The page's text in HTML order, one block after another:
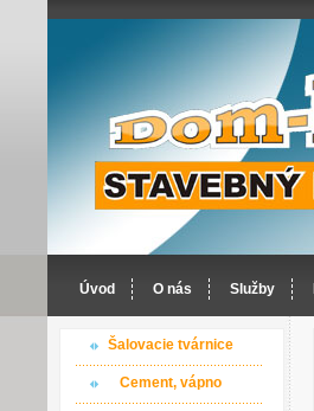
Úvod O nás Služby
Šalovacie tvárnice
Cement, vápno